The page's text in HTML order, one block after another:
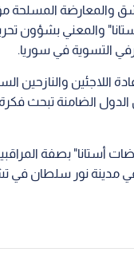
والمعارضة
والمعني بشؤون تحرير
التسوية في سوريا.
اللاجئين والنازحين
الضامنة تبحث
أستانا" بصفة